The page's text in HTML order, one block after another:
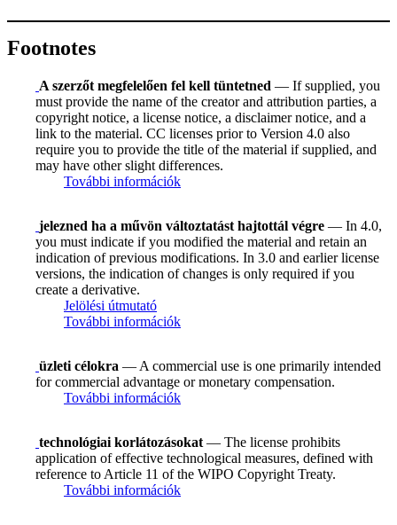
Footnotes
A szerzőt megfelelően fel kell tüntetned — If supplied, you
must provide the name of the creator and attribution parties, a
copyright notice, a license notice, a disclaimer notice, and a
link to the material. CC licenses prior to Version 4.0 also
require you to provide the title of the material if supplied, and
may have other slight differences.
További információk
jelezned ha a művön változtatást hajtottál végre — In 4.0,
you must indicate if you modified the material and retain an
indication of previous modifications. In 3.0 and earlier license
versions, the indication of changes is only required if you
create a derivative.
Jelölési útmutató
További információk
üzleti célokra — A commercial use is one primarily intended
for commercial advantage or monetary compensation.
További információk
technológiai korlátozásokat — The license prohibits
application of effective technological measures, defined with
reference to Article 11 of the WIPO Copyright Treaty.
További információk